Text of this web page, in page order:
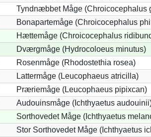
Tyndnæbbet Måge (Chroicocephalus
Bonapartemåge (Chroicocephalus
Hættemåge (Chroicocephalus
Dværgmåge (Hydrocoloeus minutus)
Rosenmåge (Rhodostethia rosea)
Lattermåge (Leucophaeus atricilla)
Præriemåge (Leucophaeus pipixcan)
Audouinsmåge (Ichthyaetus
Sorthovedet Måge (Ichthyaetus
Stor Sorthovedet Måge (Ichthyaetus